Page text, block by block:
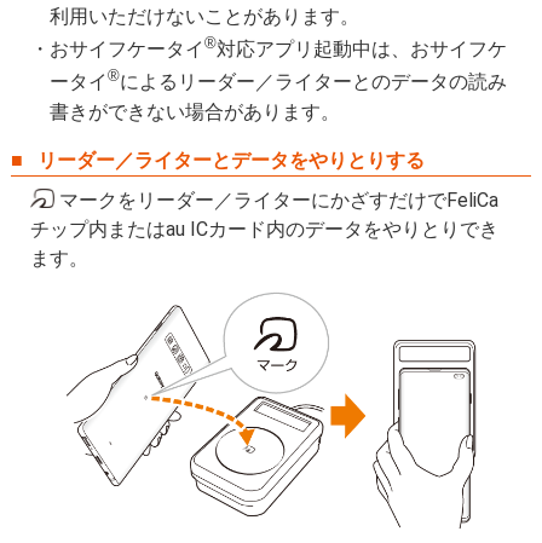
利用いただけないことがあります。
おサイフケータイ ®対応アプリ起動中は、おサイフケ
ータイ ®によるリーダー／ライターとのデータの読み
書きができない場合があります。
リーダー／ライターとデータをやりとりする
マークをリーダー／ライターにかざすだけでFeliCa
チップ内またはau ICカード内のデータをやりとりでき
ます。